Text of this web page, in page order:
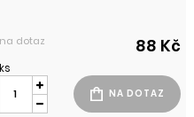
na dotaz 88 Kč
ks